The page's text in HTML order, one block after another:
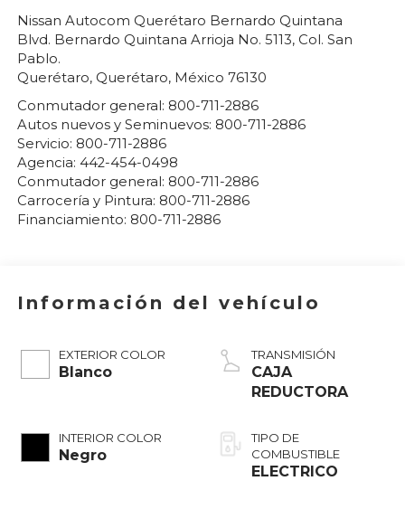
Nissan Autocom Querétaro Bernardo Quintana
Blvd. Bernardo Quintana Arrioja No. 5113, Col. San
Pablo.
Querétaro, Querétaro, México 76130
Conmutador general: 800-711-2886
Autos nuevos y Seminuevos: 800-711-2886
Servicio: 800-711-2886
Agencia: 442-454-0498
Conmutador general: 800-711-2886
Carrocería y Pintura: 800-711-2886
Financiamiento: 800-711-2886
Información del vehículo
EXTERIOR COLOR
Blanco
INTERIOR COLOR
Negro
TRANSMISIÓN
CAJA
REDUCTORA
TIPO DE
COMBUSTIBLE
ELECTRICO